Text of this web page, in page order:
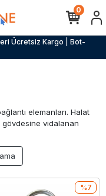
Ücretsiz Kargo | Bot-
0
elemanları. Halat
gövdesine vidalanan
%7